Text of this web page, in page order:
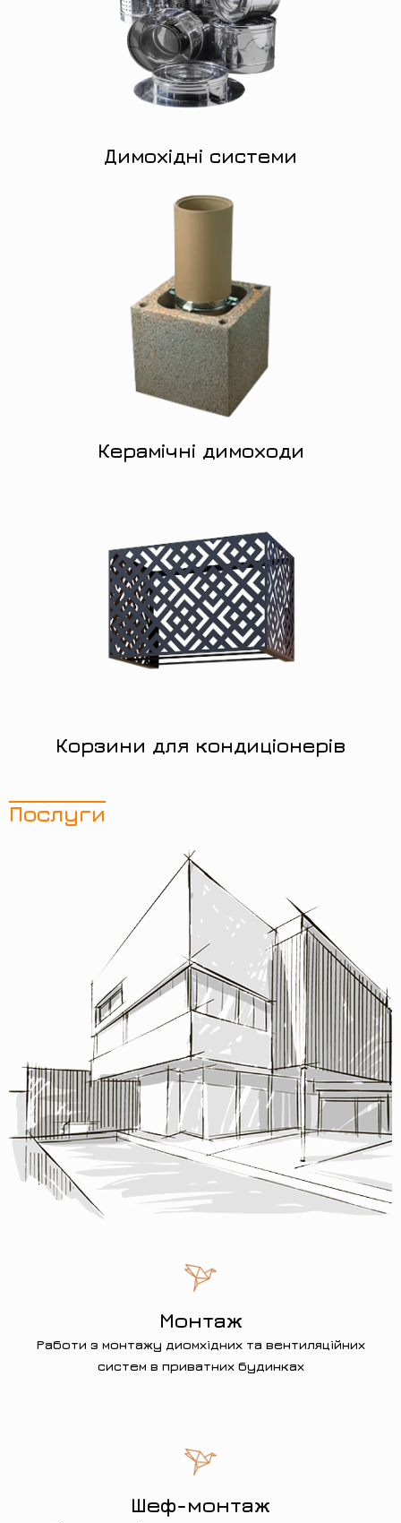
Димохідні системи
Керамічні димоходи
Корзини для кондиціонерів
Послуги
Монтаж
Работи з монтажу диомхідних та вентиляційних
систем в приватних будинках
Шеф-монтаж